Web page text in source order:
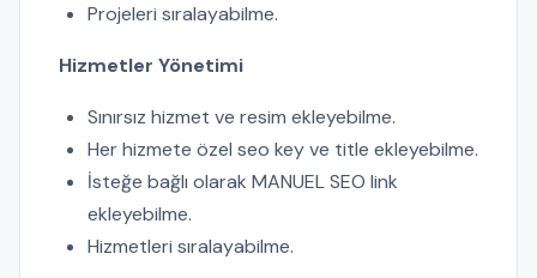
Projeleri sıralayabilme.
Hizmetler Yönetimi
Sınırsız hizmet ve resim ekleyebilme.
Her hizmete özel seo key ve title ekleyebilme.
İsteğe bağlı olarak MANUEL SEO link
ekleyebilme.
Hizmetleri sıralayabilme.